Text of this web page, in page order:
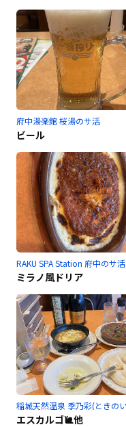
府中湯楽館 桜湯のサ活
ビール
RAKU SPA Station 府中のサ活
ミラノ風ドリア
エスカルゴ🐌他